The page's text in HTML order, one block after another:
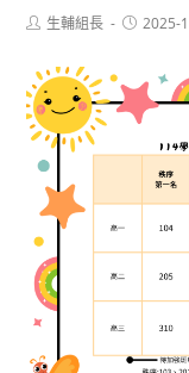
Post生輔組長
Post2025-